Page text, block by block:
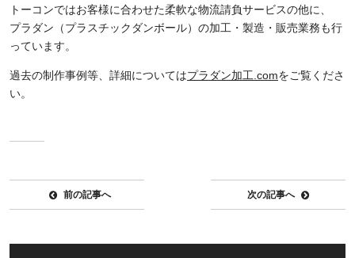
トーコンではお客様に合わせた柔軟な物流請負サービスの他に、
プラダン（プラスチックダンボール）の加工・製造・販売業務も行
っています。
過去の制作事例等、詳細についてはプラダン加工.comをご覧くださ
い。
前の記事へ 次の記事へ